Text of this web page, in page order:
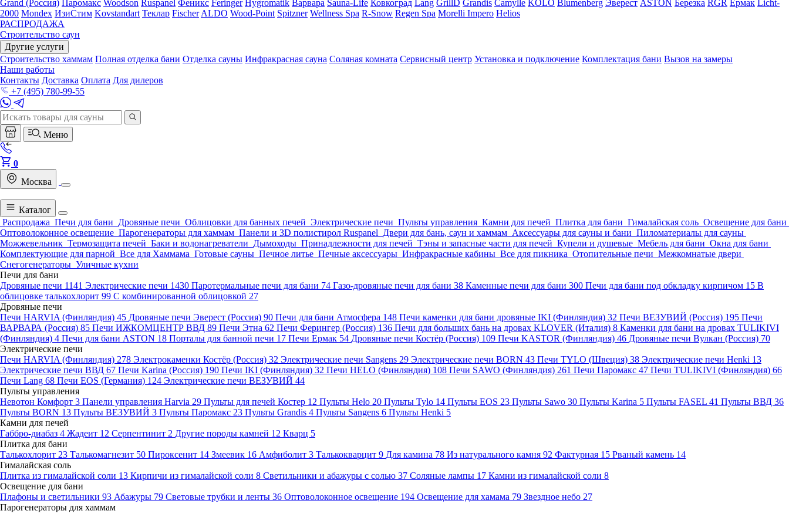
Grand (Россия) Паромакс Woodson Ruspanel Феникс Feringer Hygromatik Варвара Sauna-Life Ковкоград Lang GrillD Grandis Camylle KOLO Blumenberg Эверест ASTON Березка RGR Ермак Licht-
2000 Mondex ИзиСтим Kovstandart Теклар Fischer ALDO Wood-Point Spitzner Wellness Spa R-Snow Regen Spa Morelli Impero Helios
РАСПРОДАЖА
Строительство саун
Другие услуги
Строительство хаммам Полная отделка бани Отделка сауны Инфракрасная сауна Соляная комната Сервисный центр Установка и подключение Комплектация бани Вызов на замеры
Наши работы
Контакты Доставка Оплата Для дилеров
+7 (495) 780-99-55
Меню
0
Москва
Каталог
Распродажа Печи для бани Дровяные печи Облицовки для банных печей Электрические печи Пульты управления Камни для печей Плитка для бани Гималайская соль Освещение для бани
Оптоволоконное освещение Парогенераторы для хаммам Панели и 3D полистирол Ruspanel Двери для бань, саун и хаммам Аксессуары для сауны и бани Пиломатериалы для сауны
Можжевельник Термозащита печей Баки и водонагреватели Дымоходы Принадлежности для печей Тэны и запасные части для печей Купели и душевые Мебель для бани Окна для бани
Комплектующие для парной Все для Хаммама Готовые сауны Печное литье Печные аксессуары Инфракрасные кабины Все для пикника Отопительные печи Межкомнатые двери
Снегогенераторы Уличные кухни
Печи для бани
Дровяные печи 1141 Электрические печи 1430 Паротермальные печи для бани 74 Газо-дровяные печи для бани 38 Каменные печи для бани 300 Печи для бани под обкладку кирпичом 15 В
облицовке талькохлорит 99 С комбинированной облицовкой 27
Дровяные печи
Печи HARVIA (Финляндия) 45 Дровяные печи Эверест (Россия) 90 Печи для бани Атмосфера 148 Печи каменки для бани дровяные IKI (Финляндия) 32 Печи ВЕЗУВИЙ (Россия) 195 Печи
ВАРВАРА (Россия) 85 Печи ИЖКОМЦЕНТР ВВД 89 Печи Этна 62 Печи Ферингер (Россия) 136 Печи для больших бань на дровах KLOVER (Италия) 8 Каменки для бани на дровах TULIKIVI
(Финляндия) 4 Печи для бани ASTON 18 Порталы для банной печи 17 Печи Ермак 54 Дровяные печи Костёр (Россия) 109 Печи KASTOR (Финляндия) 46 Дровяные печи Вулкан (Россия) 70
Электрические печи
Печи HARVIA (Финляндия) 278 Электрокаменки Костёр (Россия) 32 Электрические печи Sangens 29 Электрические печи BORN 43 Печи TYLO (Швеция) 38 Электрические печи Henki 13
Электрические печи ВВД 67 Печи Karina (Россия) 190 Печи IKI (Финляндия) 32 Печи HELO (Финляндия) 108 Печи SAWO (Финляндия) 261 Печи Паромакс 47 Печи TULIKIVI (Финляндия) 66
Печи Lang 68 Печи EOS (Германия) 124 Электрические печи ВЕЗУВИЙ 44
Пульты управления
Невотон Комфорт 3 Панели управления Harvia 29 Пульты для печей Костер 12 Пульты Helo 20 Пульты Tylo 14 Пульты EOS 23 Пульты Sawo 30 Пульты Karina 5 Пульты FASEL 41 Пульты ВВД 36
Пульты BORN 13 Пульты ВЕЗУВИЙ 3 Пульты Паромакс 23 Пульты Grandis 4 Пульты Sangens 6 Пульты Henki 5
Камни для печей
Габбро-диабаз 4 Жадеит 12 Серпентинит 2 Другие породы камней 12 Кварц 5
Плитка для бани
Талькохлорит 23 Талькомагнезит 50 Пироксенит 14 Змеевик 16 Амфиболит 3 Талькокварцит 9 Для камина 78 Из натурального камня 92 Фактурная 15 Рваный камень 14
Гималайская соль
Плитка из гималайской соли 13 Кирпичи из гималайской соли 8 Светильники и абажуры с солью 37 Соляные лампы 17 Камни из гималайской соли 8
Освещение для бани
Плафоны и светильники 93 Абажуры 79 Световые трубки и ленты 36 Оптоволоконное освещение 194 Освещение для хамама 79 Звездное небо 27
Парогенераторы для хаммам